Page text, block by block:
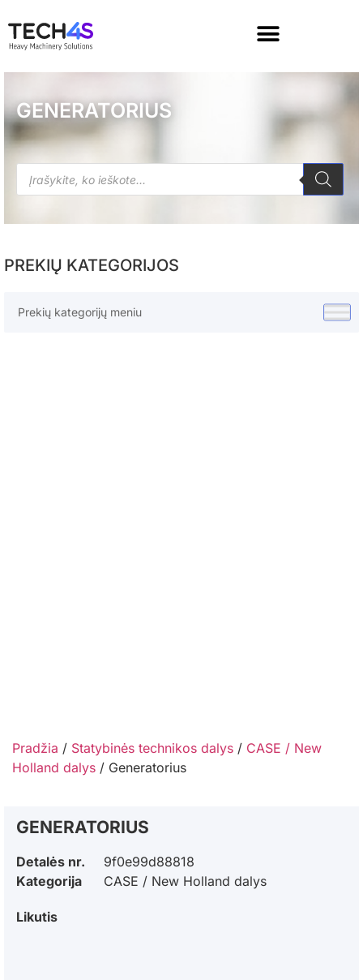
GENERATORIUS
PREKIŲ KATEGORIJOS
Prekių kategorijų meniu
Pradžia / Statybinės technikos dalys / CASE / New
Holland dalys / Generatorius
GENERATORIUS
Detalės nr.
9f0e99d88818
Kategorija
CASE / New Holland dalys
Likutis